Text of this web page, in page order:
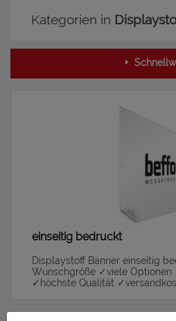
Kategorien in
einseitig bedruckt
Displaystoff Banner einseitig
Wunschgröße ✓viele
✓höchste Qualität